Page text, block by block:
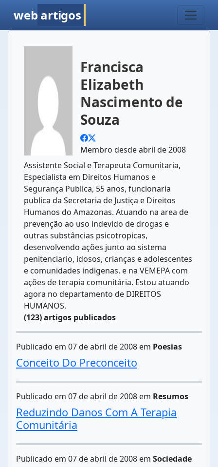
web artigos
Francisca
Elizabeth
Nascimento de
Souza
Membro desde abril de 2008
Assistente Social e Terapeuta Comunitaria,
Especialista em Direitos Humanos e
Segurança Publica, 55 anos, funcionaria
publica da Secretaria de Justiça e Direitos
Humanos do Amazonas. Atuando na area de
prevenção ao uso indevido de drogas e
outras substâncias psicotropicas,
desenvolvendo ações junto ao sistema
penitenciario, idosos, crianças e adolescentes
e comunidades indigenas. e na VEMEPA com
ações de terapia comunitária. Estou atuando
agora no departamento de DIREITOS
HUMANOS.
(123) artigos publicados
Publicado em 07 de abril de 2008 em Poesias
Conceito Do Preconceito
Publicado em 07 de abril de 2008 em Resumos
Reduzindo Danos Com A Terapia
Comunitária
Publicado em 07 de abril de 2008 em Sociedade